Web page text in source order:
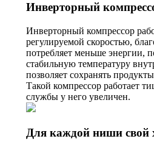
Инверторный
Инверторный компрессор
регулируемой скоростью,
потребляет меньше энергии,
стабильную температуру
позволяет сохранять
Такой компрессор работает
службы у него увеличен.
Для каждой ниши свой